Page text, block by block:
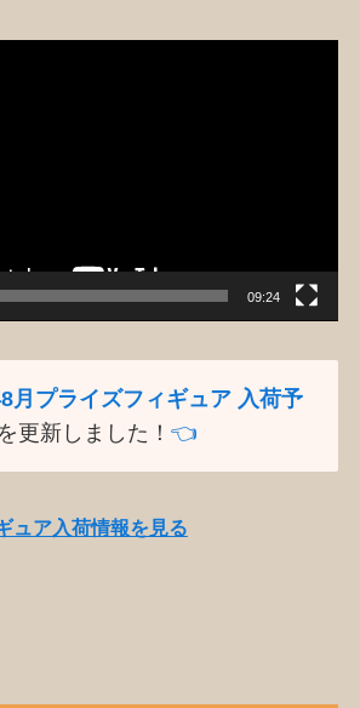
09:24
月プライズフィギュア 入荷予
を更新しました！👈️
ュア入荷情報を見る